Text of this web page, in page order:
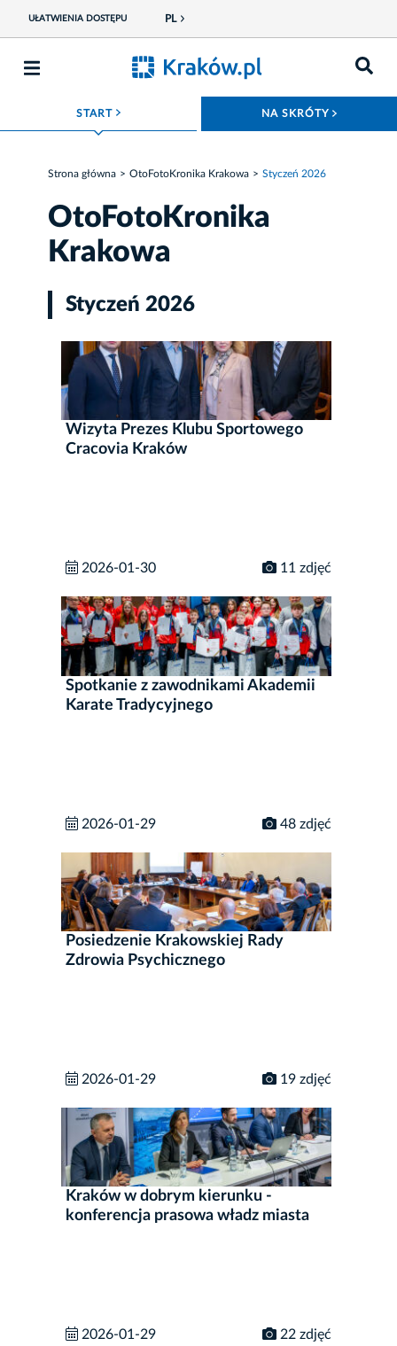
UŁATWIENIA DOSTĘPU PL
START ROZWIŃ MENU NA SKRÓTY
Strona główna OtoFotoKronika Krakowa Styczeń 2026
OtoFotoKronika
Krakowa
Styczeń 2026
Wizyta Prezes Klubu Sportowego
Cracovia Kraków
2026-01-30 11 zdjęć
Spotkanie z zawodnikami Akademii
Karate Tradycyjnego
2026-01-29 48 zdjęć
Posiedzenie Krakowskiej Rady
Zdrowia Psychicznego
2026-01-29 19 zdjęć
Kraków w dobrym kierunku -
konferencja prasowa władz miasta
2026-01-29 22 zdjęć